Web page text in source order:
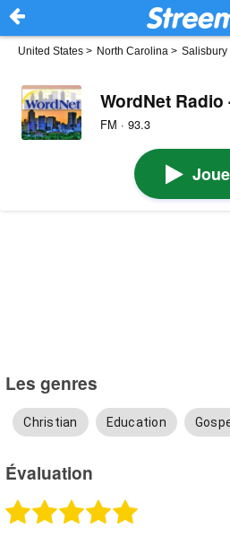
United States > North Carolina > Salisbury
WordNet Radio
FM · 93.3
Les genres
Christian Education
Évaluation